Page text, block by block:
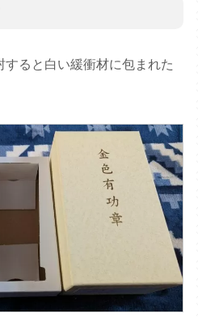
ると白い緩衝材に包まれた